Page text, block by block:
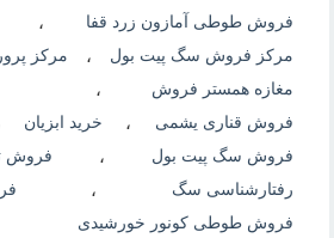
فروش طوطی آمازون زرد قفا ،
مرکز فروش سگ پیت بول ، مرکز
مغازه همستر فروش ،
فروش قناری یشمی ، خرید ابزیان
فروش سگ پیت بول ، فروش
رفتارشناسی سگ ،
فروش طوطی کونور خورشیدی